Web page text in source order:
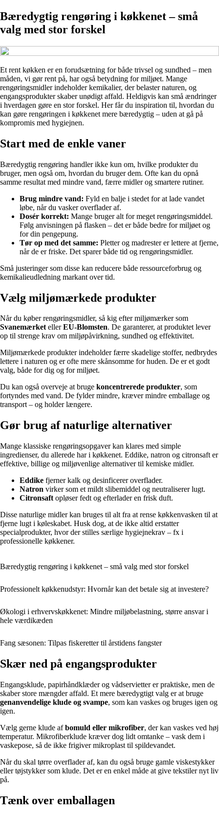
Bæredygtig rengøring i køkkenet – små
valg med stor forskel
Et rent køkken er en forudsætning for både trivsel og sundhed – men
måden, vi gør rent på, har også betydning for miljøet. Mange
rengøringsmidler indeholder kemikalier, der belaster naturen, og
engangsprodukter skaber unødigt affald. Heldigvis kan små ændringer
i hverdagen gøre en stor forskel. Her får du inspiration til, hvordan du
kan gøre rengøringen i køkkenet mere bæredygtig – uden at gå på
kompromis med hygiejnen.
Start med de enkle vaner
Bæredygtig rengøring handler ikke kun om, hvilke produkter du
bruger, men også om, hvordan du bruger dem. Ofte kan du opnå
samme resultat med mindre vand, færre midler og smartere rutiner.
Brug mindre vand: Fyld en balje i stedet for at lade vandet
løbe, når du vasker overflader af.
Dosér korrekt: Mange bruger alt for meget rengøringsmiddel.
Følg anvisningen på flasken – det er både bedre for miljøet og
for din pengepung.
Tør op med det samme: Pletter og madrester er lettere at fjerne,
når de er friske. Det sparer både tid og rengøringsmidler.
Små justeringer som disse kan reducere både ressourceforbrug og
kemikalieudledning markant over tid.
Vælg miljømærkede produkter
Når du køber rengøringsmidler, så kig efter miljømærker som
SvanemærketellerEU-Blomsten. De garanterer, at produktet lever
op til strenge krav om miljøpåvirkning, sundhed og effektivitet.
Miljømærkede produkter indeholder færre skadelige stoffer, nedbrydes
lettere i naturen og er ofte mere skånsomme for huden. De er et godt
valg, både for dig og for miljøet.
Du kan også overveje at bruge koncentrerede produkter, som
fortyndes med vand. De fylder mindre, kræver mindre emballage og
transport – og holder længere.
Gør brug af naturlige alternativer
Mange klassiske rengøringsopgaver kan klares med simple
ingredienser, du allerede har i køkkenet. Eddike, natron og citronsaft er
effektive, billige og miljøvenlige alternativer til kemiske midler.
Eddike fjerner kalk og desinficerer overflader.
Natron virker som et mildt slibemiddel og neutraliserer lugt.
Citronsaft opløser fedt og efterlader en frisk duft.
Disse naturlige midler kan bruges til alt fra at rense køkkenvasken til at
fjerne lugt i køleskabet. Husk dog, at de ikke altid erstatter
specialprodukter, hvor der stilles særlige hygiejnekrav – fx i
professionelle køkkener.
Bæredygtig rengøring i køkkenet – små valg med stor forskel
Professionelt køkkenudstyr: Hvornår kan det betale sig at investere?
Økologi i erhvervskøkkenet: Mindre miljøbelastning, større ansvar i
hele værdikæden
Fang sæsonen: Tilpas fiskeretter til årstidens fangster
Skær ned på engangsprodukter
Engangsklude, papirhåndklæder og vådservietter er praktiske, men de
skaber store mængder affald. Et mere bæredygtigt valg er at bruge
genanvendelige klude og svampe, som kan vaskes og bruges igen og
igen.
Vælg gerne klude afbomuld eller mikrofiber, der kan vaskes ved høj
temperatur. Mikrofiberklude kræver dog lidt omtanke – vask dem i
vaskepose, så de ikke frigiver mikroplast til spildevandet.
Når du skal tørre overflader af, kan du også bruge gamle viskestykker
eller tøjstykker som klude. Det er en enkel måde at give tekstiler nyt liv
på.
Tænk over emballagen